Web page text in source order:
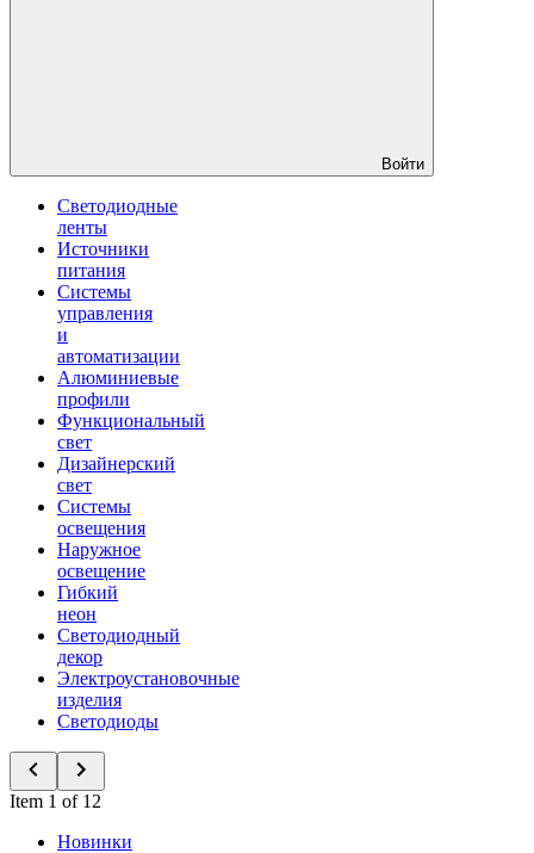
Войти
Светодиодные
ленты
Источники
питания
Системы
управления
и
автоматизации
Алюминиевые
профили
Функциональный
свет
Дизайнерский
свет
Системы
освещения
Наружное
освещение
Гибкий
неон
Светодиодный
декор
Электроустановочные
изделия
Светодиоды
Item 1 of 12
Новинки